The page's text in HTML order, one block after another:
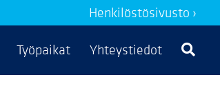
Henkilöstösivusto ›
Työpaikat Yhteystiedot